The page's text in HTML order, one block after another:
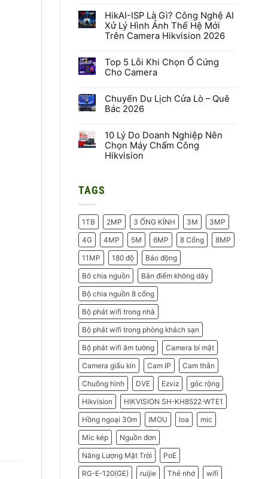
bình
luận
ở
Hệ
Báo
Cháy
HIKFIRE
HikAI-ISP Là Gì? Công Nghệ AI
Xử Lý Hình Ảnh Thế Hệ Mới
Trên Camera Hikvision 2026
bình
luận
ở
Là
Gì?
Công
Xử
Lý
Hình
Ảnh
Camera
Top 5 Lỗi Khi Chọn Ổ Cứng
Cho Camera
bình
luận
ở
Lỗi
Khi
Chọn
Ổ
Chuyến Du Lịch Cửa Lò – Quê
Bác 2026
bình
luận
ở
Chuyến
–
2026
10 Lý Do Doanh Nghiệp Nên
Chọn Máy Chấm Công
Hikvision
ở
Do
Doanh
Nghiệp
Nên
Chọn
Máy
Chấm
Công
Hikvision
TAGS
1TB 2MP 3 ỐNG KÍNH 3M
3MP
4G
4MP 5M 6MP 8 Cổng
8MP
11MP
180 độ
Báo động
Bô chia nguồn
Bắn điểm không dây
Bộ chia nguồn 8 cổng
Bộ phát wifi trong nhà
Bộ phát wifi trong phòng khách sạn
Bộ phát wifi âm tường
Camera bí mật
Camera giấu kín
Cam IP
Cam thân
Chuông hình
DVE Ezviz
góc rộng
Hikvision
HIKVISION SH-KH8522-WTE1
Hồng ngoại 30m
IMOU loa
mic
Mic kép
Nguồn đơn
Năng Lượng Mặt Trời
PoE
RG-E-120(GE)
ruijie Thẻ nhớ
wifi